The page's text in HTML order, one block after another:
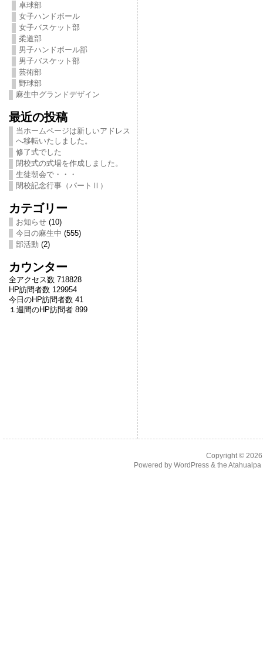
卓球部
女子ハンドボール
女子バスケット部
柔道部
男子ハンドボール部
男子バスケット部
芸術部
野球部
麻生中グランドデザイン
最近の投稿
当ホームページは新しいアドレス
へ移転いたしました。
修了式でした
閉校式の式場を作成しました。
生徒朝会で・・・
閉校記念行事（パートⅡ）
カテゴリー
お知らせ(10)
今日の麻生中 (555)
部活動 (2)
カウンター
全アクセス数 718828
HP訪問者数 129954
今日のHP訪問者数 41
１週間のHP訪問者 899
Copyright ©
Powered by WordPress& the Atahualpa